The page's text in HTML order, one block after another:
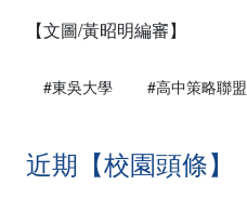
【文圖/黃昭明編審】
#東吳大學 #高中策略聯盟
近期【校園頭條】